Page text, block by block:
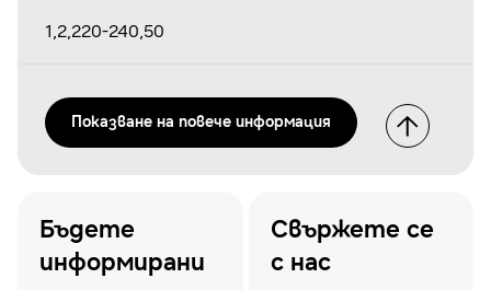
1,2,220-240,50
Показванe на повече информация
Бъдете
информирани
Свържете се
с нас